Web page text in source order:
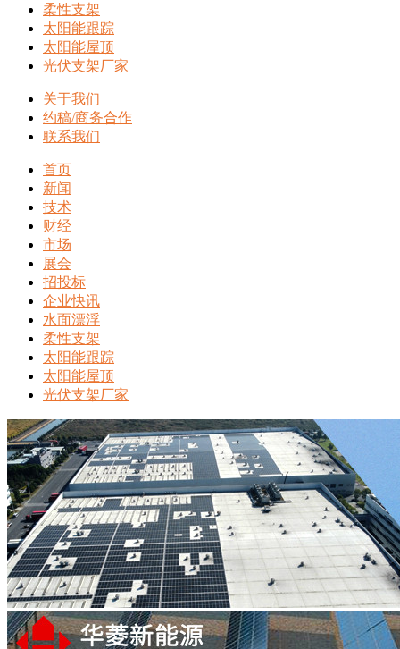
柔性支架
太阳能跟踪
太阳能屋顶
光伏支架厂家
关于我们
约稿/商务合作
联系我们
首页
新闻
技术
财经
市场
展会
招投标
企业快讯
水面漂浮
柔性支架
太阳能跟踪
太阳能屋顶
光伏支架厂家